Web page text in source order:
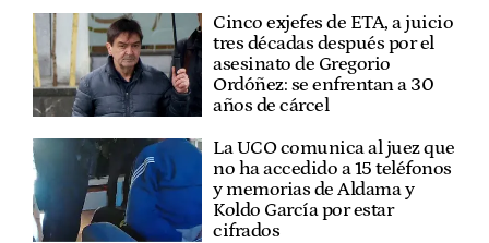
Cinco exjefes de ETA, a juicio
tres décadas después por el
asesinato de Gregorio
Ordóñez: se enfrentan a 30
años de cárcel
La UCO comunica al juez que
no ha accedido a 15 teléfonos
y memorias de Aldama y
Koldo García por estar
cifrados